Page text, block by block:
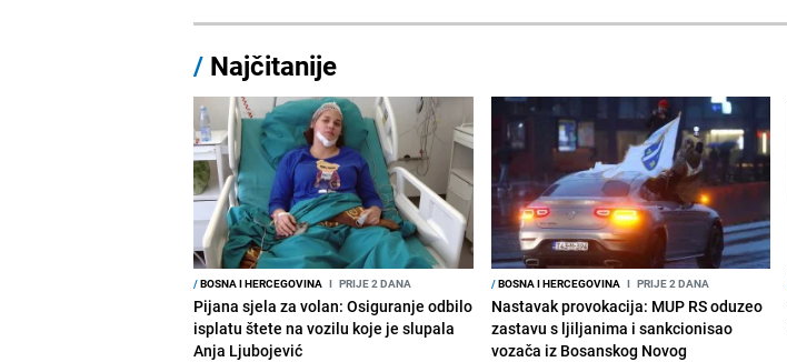
/ Najčitanije
/BOSNA I HERCEGOVINA I PRIJE 2 DANA
Pijana sjela za volan: Osiguranje odbilo
isplatu štete na vozilu koje je slupala
Anja Ljubojević
/BOSNA I HERCEGOVINA I PRIJE 2 DANA
Nastavak provokacija: MUP RS oduzeo
zastavu s ljiljanima i sankcionisao
vozača iz Bosanskog Novog